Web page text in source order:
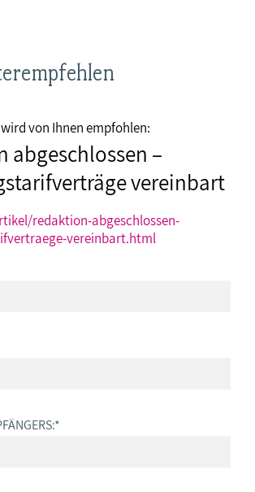
von Ihnen empfohlen:
abgeschlossen –
vereinbart
redaktion-abgeschlossen-
vereinbart.html
*